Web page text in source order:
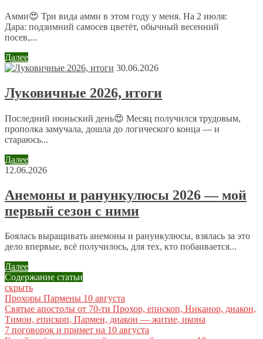
Email*
Сайт
персональных данных.Политика конфиденциальности
Амми😍 Три вида амми в этом году у меня. На 2 июля:
Дара: подзимний самосев цветёт, обычный весенний
посев,...
Далее
30.06.2026
Луковичные 2026, итоги
Последний июньский день😍 Месяц получился трудовым,
прополка замучала, дошла до логического конца — и
стараюсь...
Далее
12.06.2026
Анемоны и ранункулюсы 2026 — мой
первый сезон с ними
Боялась выращивать анемоны и ранункулюсы, взялась за это
дело впервые, всё получилось, для тех, кто побаивается...
Далее
Содержание статьи
скрыть
Прохоры Пармены 10 августа
Святые апостолы от 70-ти Прохор, епископ, Никанор, диакон,
Тимон, епископ, Пармен, диакон — житие, икона
7 поговорок и примет на 10 августа